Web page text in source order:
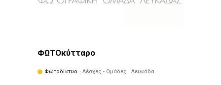
ΦΩΤΟκύτταρο
Φωτοδίκτυο · Λέσχες - Ομάδες · Λευκάδα